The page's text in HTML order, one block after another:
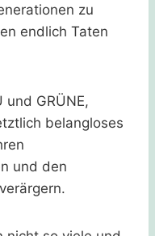
zu
endlich Taten
GRÜNE,
belangloses
und den